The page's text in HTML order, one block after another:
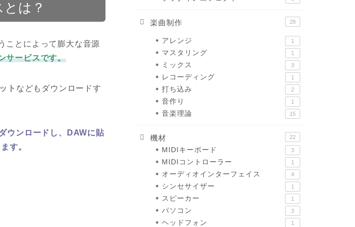
は？
ことによって膨大な音源
サービスです。
ト などもダウンロードす
ウンロードし、DAWに貼
す。
楽曲制作 28
アレンジ 1
マスタリング 1
ミックス 3
レコーディング 1
打ち込み 2
音作り 1
音楽理論 15
機材 22
MIDIキーボード 3
MIDIコントローラー 1
オーディオインターフェイス 4
シンセサイザー 1
スピーカー 1
パソコン 3
ヘッドフォン 1